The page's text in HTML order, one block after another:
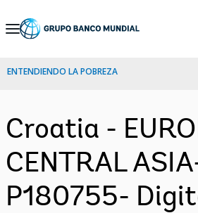
Skip
Navigation
ENTENDIENDO LA POBREZA
Croatia -
CENTRAL
P180755-